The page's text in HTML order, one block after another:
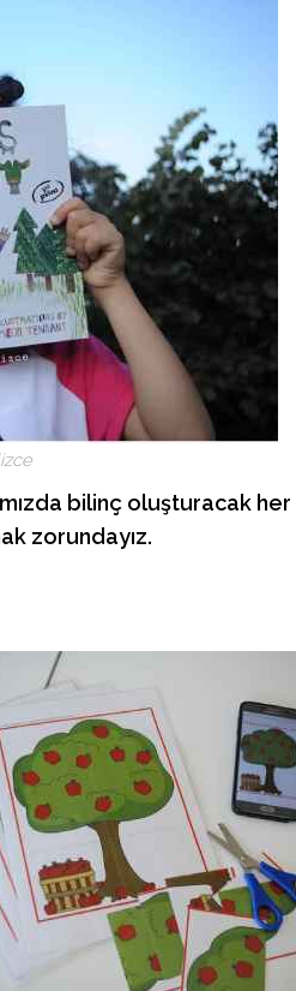
bilinç oluşturacak her
zorundayız.